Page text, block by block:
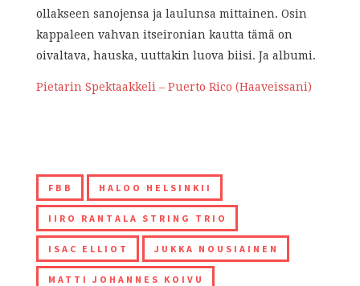
ollakseen sanojensa ja laulunsa mittainen. Osin
kappaleen vahvan itseironian kautta tämä on
oivaltava, hauska, uuttakin luova biisi. Ja albumi.
Pietarin Spektaakkeli – Puerto Rico (Haaveissani)
FBB HALOO HELSINKII
IIRO RANTALA STRING TRIO
ISAC ELLIOT JUKKA NOUSIAINEN
MATTI JOHANNES KOIVU